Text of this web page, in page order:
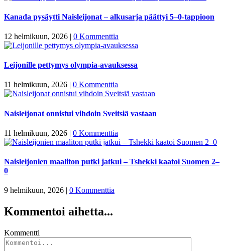
Kanada pysäytti Naisleijonat – alkusarja päättyi 5–0-tappioon
12 helmikuun, 2026 | 0 Kommenttia
Leijonille pettymys olympia-avauksessa
11 helmikuun, 2026 | 0 Kommenttia
Naisleijonat onnistui vihdoin Sveitsiä vastaan
11 helmikuun, 2026 | 0 Kommenttia
Naisleijonien maaliton putki jatkui – Tshekki kaatoi Suomen 2–
0
9 helmikuun, 2026 | 0 Kommenttia
Kommentoi aihetta...
Kommentti